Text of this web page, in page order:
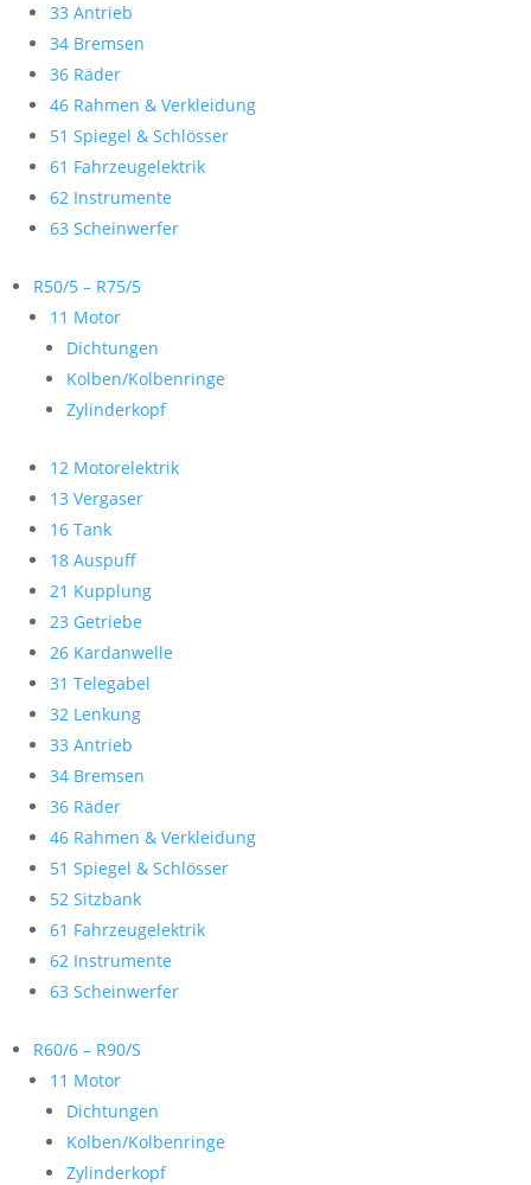
33 Antrieb
34 Bremsen
36 Räder
46 Rahmen & Verkleidung
51 Spiegel & Schlösser
61 Fahrzeugelektrik
62 Instrumente
63 Scheinwerfer
R50/5 – R75/5
11 Motor
Dichtungen
Kolben/Kolbenringe
Zylinderkopf
12 Motorelektrik
13 Vergaser
16 Tank
18 Auspuff
21 Kupplung
23 Getriebe
26 Kardanwelle
31 Telegabel
32 Lenkung
33 Antrieb
34 Bremsen
36 Räder
46 Rahmen & Verkleidung
51 Spiegel & Schlösser
52 Sitzbank
61 Fahrzeugelektrik
62 Instrumente
63 Scheinwerfer
R60/6 – R90/S
11 Motor
Dichtungen
Kolben/Kolbenringe
Zylinderkopf